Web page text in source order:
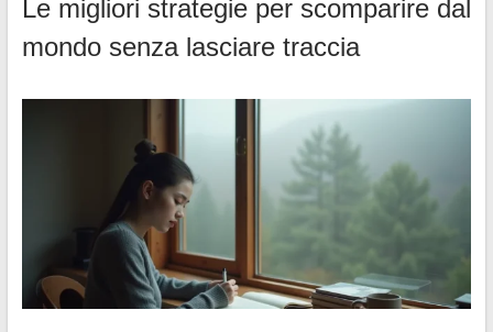
Le migliori strategie per scomparire dal
mondo senza lasciare traccia